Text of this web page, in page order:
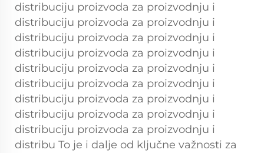
distribuciju proizvoda za proizvodnju i
distribuciju proizvoda za proizvodnju i
distribuciju proizvoda za proizvodnju i
distribuciju proizvoda za proizvodnju i
distribuciju proizvoda za proizvodnju i
distribuciju proizvoda za proizvodnju i
distribuciju proizvoda za proizvodnju i
distribuciju proizvoda za proizvodnju i
distribuciju proizvoda za proizvodnju i
distribu To je i dalje od ključne važnosti za